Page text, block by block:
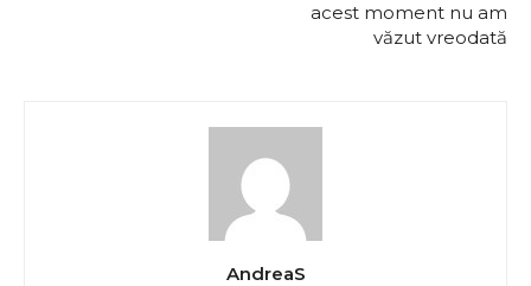
acest moment nu am
văzut vreodată
AndreaS